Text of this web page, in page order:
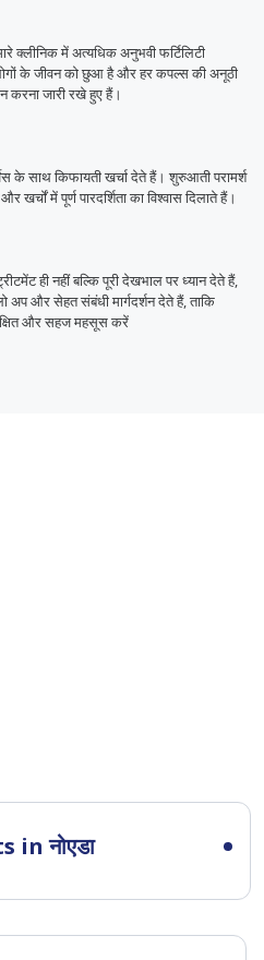
क्लीनिक में अत्यधिक अनुभवी फर्टिलिटी
के जीवन को छुआ है और हर कपल्स की अनूठी
करना जारी रखे हुए हैं।
के साथ किफायती खर्चा देते हैं। शुरुआती परामर्श
में पूर्ण पारदर्शिता का विश्वास दिलाते हैं।
ही नहीं बल्कि पूरी देखभाल पर ध्यान देते हैं,
अप और सेहत संबंधी मार्गदर्शन देते हैं, ताकि
और सहज महसूस करें
नोएडा